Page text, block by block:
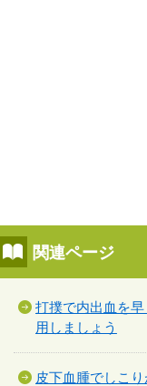
関連ページ
打撲で内出血を
用しましょう
皮下血腫でしこ